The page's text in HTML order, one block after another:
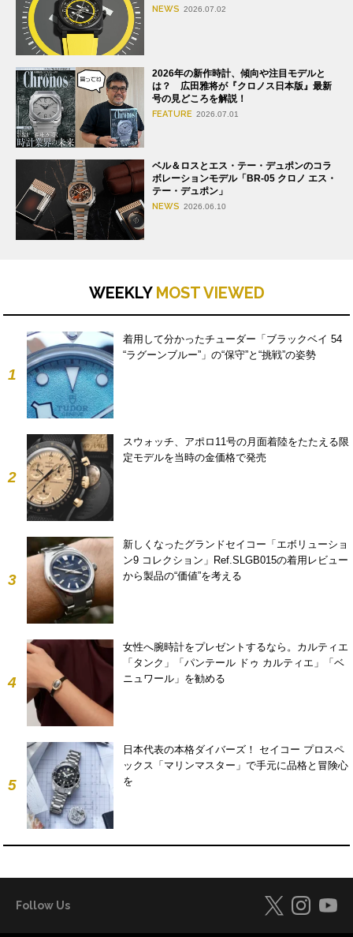
NEWS 2026.07.02
2026年の新作時計、傾向や注目モデルと
は？ 広田雅将が『クロノス日本版』最新
号の見どころを解説！
FEATURE 2026.07.01
ベル＆ロスとエス・テー・デュポンのコラ
ボレーションモデル「BR-05 クロノ エス・
テー・デュポン」
NEWS 2026.06.10
WEEKLY MOST VIEWED
1
着用して分かったチューダー「ブラックベイ 54
“ラグーンブルー”」の“保守”と“挑戦”の姿勢
2
スウォッチ、アポロ11号の月面着陸をたたえる限
定モデルを当時の金価格で発売
3
新しくなったグランドセイコー「エボリューショ
ン9 コレクション」Ref.SLGB015の着用レビュー
から製品の“価値”を考える
4
女性へ腕時計をプレゼントするなら。カルティエ
「タンク」「パンテール ドゥ カルティエ」「ベ
ニュワール」を勧める
5
日本代表の本格ダイバーズ！ セイコー プロスペ
ックス「マリンマスター」で手元に品格と冒険心
を
Follow Us